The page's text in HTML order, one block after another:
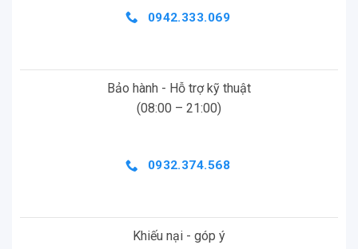
đua ở phạm vi lên đến 1.6km/1mi.
và đơn giản.
Tự động thích ứng: Hệ thống liên lạc tự động
Trò chuyện riêng tư: Đối với những khoảnh khắc
trong nhóm.
Chất lượng âm thanh vượt trội: Hệ thống liên lạc
0942.333.069
Bảo hành - Hỗ trợ kỹ thuật
(08:00 – 21:00)
0932.374.568
Khiếu nại - góp ý